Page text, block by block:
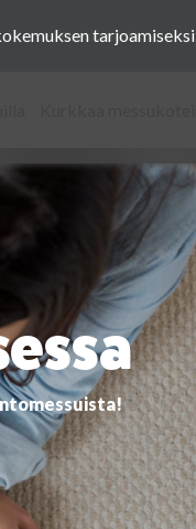
sivustolta
tarjoamiseksi